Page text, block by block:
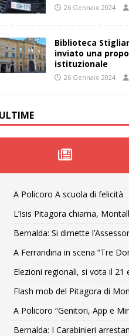
26 Gennaio 2024
Biblioteca
inviato una
istituzionale
26 Gennaio 2024
ULTIME
A Policoro A scuola di felicità
L’Isis Pitagora chiama,
Bernalda: Si dimette
A Ferrandina in scena “Tre
Elezioni regionali, si vota il 21
Flash mob del Pitagora di
A Policoro “Genitori, App e
Bernalda: I Carabinieri